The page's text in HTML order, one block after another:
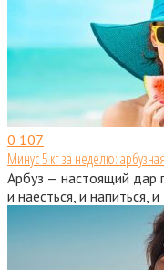
0 107
Минус 5 кг за неделю:
Арбуз — настоящий
и наесться, и напиться, и